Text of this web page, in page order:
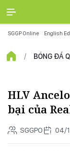
SGGP Online English
BÓNG ĐÁ
HLV
bại của
SGGPO 04/